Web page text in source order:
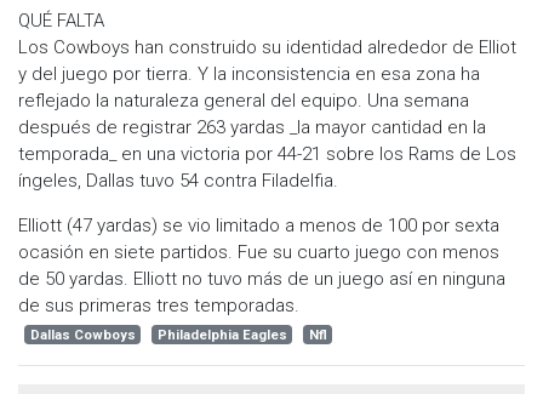
QUÉ FALTA
Los Cowboys han construido su identidad alrededor de Elliot
y del juego por tierra. Y la inconsistencia en esa zona ha
reflejado la naturaleza general del equipo. Una semana
después de registrar 263 yardas _la mayor cantidad en la
temporada_ en una victoria por 44-21 sobre los Rams de Los
íngeles, Dallas tuvo 54 contra Filadelfia.
Elliott (47 yardas) se vio limitado a menos de 100 por sexta
ocasión en siete partidos. Fue su cuarto juego con menos
de 50 yardas. Elliott no tuvo más de un juego así en ninguna
de sus primeras tres temporadas.
Dallas Cowboys Philadelphia Eagles Nfl